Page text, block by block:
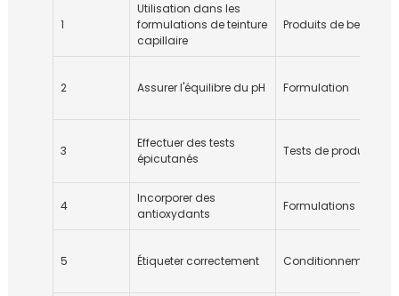
1
Utilisation dans les
formulations de teinture
capillaire
Produits de beauté
2 Assurer l'équilibre du pH Formulation
3
Effectuer des tests
épicutanés
Tests de produits
4
Incorporer des
antioxydants
Formulations
5 Étiqueter correctement Conditionnement